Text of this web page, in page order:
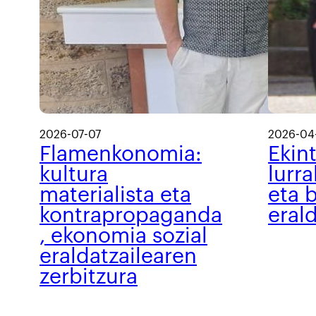
2026-07-07
Flamenkonomia:
kultura
materialista eta
kontrapropaganda
, ekonomia sozial
eraldatzailearen
zerbitzura
2026-
eta